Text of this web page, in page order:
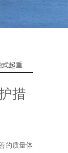
式起重
措
的质量体